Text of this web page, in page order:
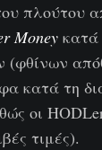
πλούτου
Money κατά
(φθίνων
κατά τη
οι
τιμές).